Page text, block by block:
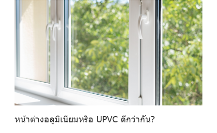
หน้าต่างอลูมิเนียมหรือ UPVC ดีกว่ากัน?